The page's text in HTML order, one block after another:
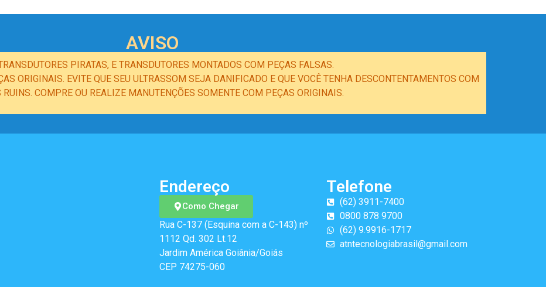
AVISO
PIRATAS, E TRANSDUTORES MONTADOS COM PEÇAS FALSAS.
ORIGINAIS. EVITE QUE SEU ULTRASSOM SEJA DANIFICADO E QUE VOCÊ TENHA DESCONTENTAMENTOS COM
RUINS. COMPRE OU REALIZE MANUTENÇÕES SOMENTE COM PEÇAS ORIGINAIS.
Como Chegar
Rua C-137 (Esquina com a C-143) nº
1112 Qd. 302 Lt.12
Jardim América Goiânia/Goiás
CEP 74275-060
Endereço
(62) 3911-7400
0800 878 9700
(62) 9.9916-1717
atntecnologiabrasil@gmail.com
Telefone